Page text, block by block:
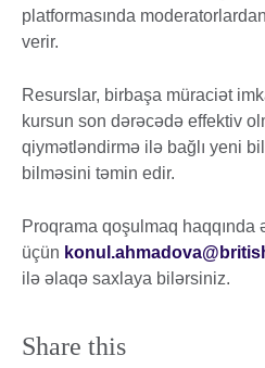
platformasında
verir.
Resurslar, birbaşa müraciət
kursun son dərəcədə effektiv
qiymətləndirmə ilə bağlı yeni
bilməsini təmin edir.
Proqrama qoşulmaq haqqında
üçün
ilə əlaqə saxlaya bilərsiniz.
Share this